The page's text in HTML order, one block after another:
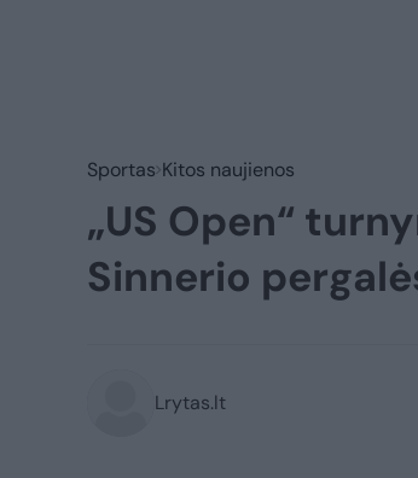
Sportas Kitos naujienos
„US Open“
Sinnerio
Lrytas.lt